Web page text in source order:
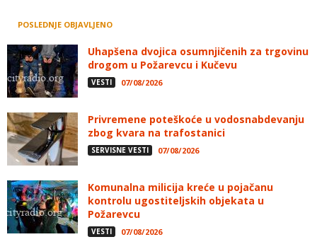
POSLEDNJE OBJAVLJENO
Uhapšena dvojica osumnjičenih za trgovinu
drogom u Požarevcu i Kučevu
VESTI 07/08/2026
Privremene poteškoće u vodosnabdevanju
zbog kvara na trafostanici
SERVISNE VESTI 07/08/2026
Komunalna milicija kreće u pojačanu
kontrolu ugostiteljskih objekata u
Požarevcu
VESTI 07/08/2026